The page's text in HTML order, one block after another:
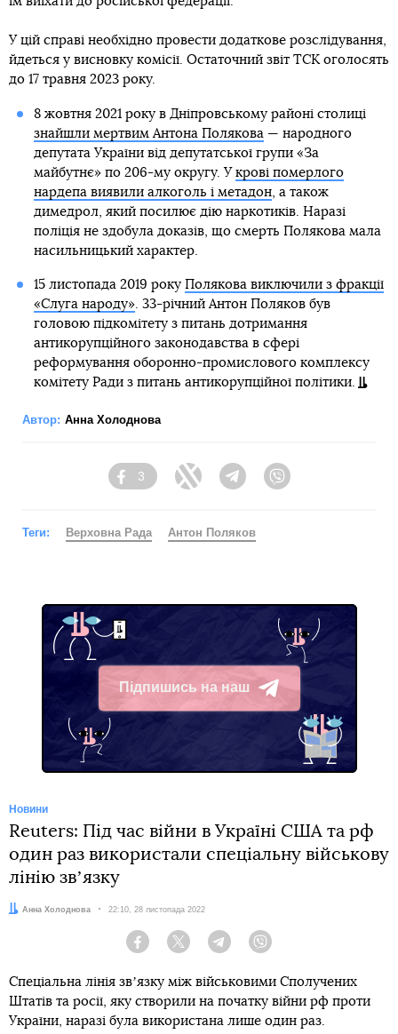
У цій справі необхідно провести додаткове розслідування,
йдеться у висновку комісії. Остаточний звіт ТСК оголосять
до 17 травня 2023 року.
8 жовтня 2021 року в Дніпровському районі столиці
знайшли мертвим Антона Полякова — народного
депутата України від депутатської групи «За
майбутнє» по 206-му округу. У крові померлого
нардепа виявили алкоголь і метадон, а також
димедрол, який посилює дію наркотиків. Наразі
поліція не здобула доказів, що смерть Полякова мала
насильницький характер.
15 листопада 2019 року Полякова виключили з фракції
«Слуга народу». 33-річний Антон Поляков був
головою підкомітету з питань дотримання
антикорупційного законодавства в сфері
реформування оборонно-промислового комплексу
комітету Ради з питань антикорупційної політики.
Автор: Анна Холоднова
Facebook
3
Twitter TelegramViber
Теги: Верховна Рада Антон Поляков
Підпишись на наш
Telegram
Новини
Reuters: Під час війни в Україні США та рф
один раз використали спеціальну військову
лінію звʼязку
Автор:
Анна Холоднова Дата:
22:10, 28 листопада 2022
Facebook Twitter Telegram
Спеціальна лінія звʼязку між військовими Сполучених
Штатів та росії, яку створили на початку війни рф проти
України, наразі була використана лише один раз.